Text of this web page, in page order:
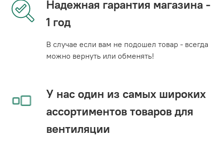
Надежная гарантия магазина -
1 год
В случае если вам не подошел товар - всегда
можно вернуть или обменять!
У нас один из самых широких
ассортиментов товаров для
вентиляции